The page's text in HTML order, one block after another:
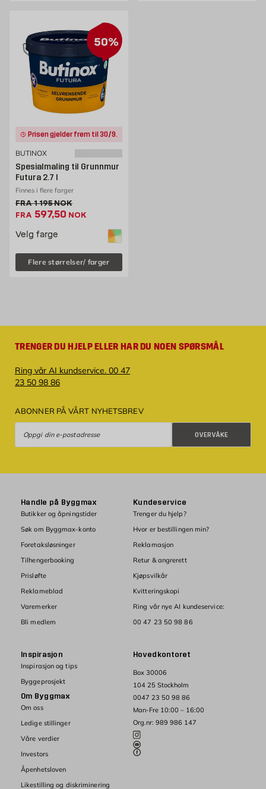
50%
Prisen gjelder frem til 30/9.
BUTINOX
Spesialmaling til Grunnmur
Futura 2.7 l
Finnes i flere farger
FRAGammel pris 1195 NOK /stk
1 195NOK
FRA Ekstrapris 597.5 NOK /stk
597,50 NOK
Velg farge
Flere størrelser/ farger
TRENGER DU HJELP ELLER HAR DU NOEN SPØRSMÅL
Ring vår AI kundservice. 00 47
23 50 98 86
ABONNER PÅ VÅRT NYHETSBREV
OVERVÅKE
Hovedkontoret
Box 30006
104 25 Stockholm
0047 23 50 98 86
Man-Fre 10:00 – 16:00
Org.nr: 989 986 147
Handle på Byggmax
Butikker og åpningstider
Søk om Byggmax-konto
Foretaksløsninger
Tilhengerbooking
Prisløfte
Reklameblad
Varemerker
Bli medlem
Kundeservice
Trenger du hjelp?
Hvor er bestillingen min?
Reklamasjon
Retur & angrerett
Kjøpsvilkår
Kvitteringskopi
Ring vår nye AI kundeservice:
00 47 23 50 98 86
Inspirasjon
Inspirasjon og tips
Byggeprosjekt
Om Byggmax
Om oss
Ledige stillinger
Våre verdier
Investors
Åpenhetsloven
Likestilling og diskriminering